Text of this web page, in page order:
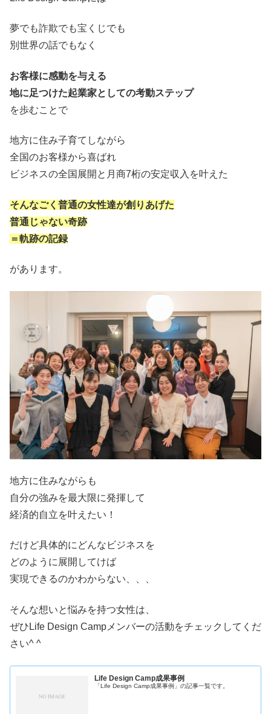
夢でも詐欺でも宝くじでも
別世界の話でもなく
お客様に感動を与える
地に足つけた起業家としての考動ステップ
を歩むことで
地方に住み子育てしながら
全国のお客様から喜ばれ
ビジネスの全国展開と月商7桁の安定収入を叶えた
そんなごく普通の女性達が創りあげた
普通じゃない奇跡
＝軌跡の記録
があります。
地方に住みながらも
自分の強みを最大限に発揮して
経済的自立を叶えたい！
だけど具体的にどんなビジネスを
どのように展開してけば
実現できるのかわからない、、、
そんな想いと悩みを持つ女性は、
ぜひLife Design Campメンバーの活動をチェックしてくだ
さい^ ^
Life Design Camp成果事例
「Life Design Camp成果事例」の記事一覧です。